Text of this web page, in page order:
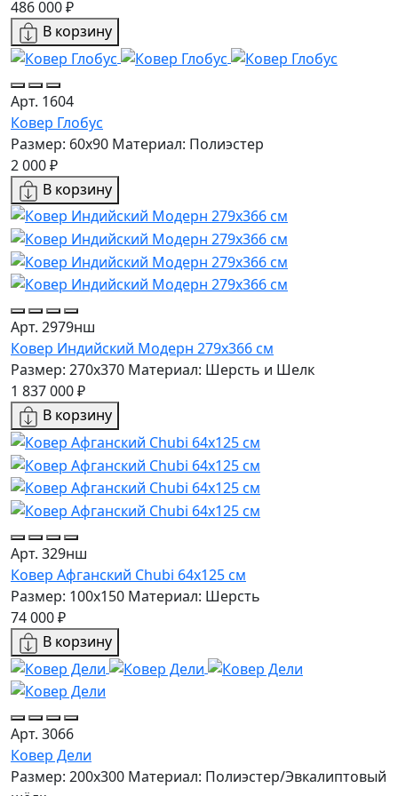
486 000 ₽
В корзину
Арт. 1604
Ковер Глобус
Размер: 60х90 Материал: Полиэстер
2 000 ₽
В корзину
Арт. 2979нш
Ковер Индийский Модерн 279x366 см
Размер: 270x370 Материал: Шерсть и Шелк
1 837 000 ₽
В корзину
Арт. 329нш
Ковер Афганский Chubi 64x125 см
Размер: 100x150 Материал: Шерсть
74 000 ₽
В корзину
Арт. 3066
Ковер Дели
Размер: 200х300 Материал: Полиэстер/Эвкалиптовый